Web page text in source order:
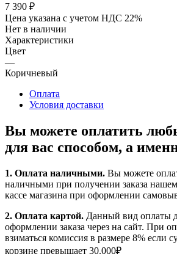
7 390 ₽
Цена указана с учетом НДС 22%
Нет в наличии
Характеристики
Цвет
—
Коричневый
Оплата
Условия доставки
Вы можете оплатить
для вас способом, а
1. Оплата наличными. Вы можете
наличными при получении заказа
кассе магазина при оформлении
2. Оплата картой. Данный вид оплаты
оформлении заказа через на сайт. При
взиматься комиссия в размере 8% если
корзине превышает 30.000₽